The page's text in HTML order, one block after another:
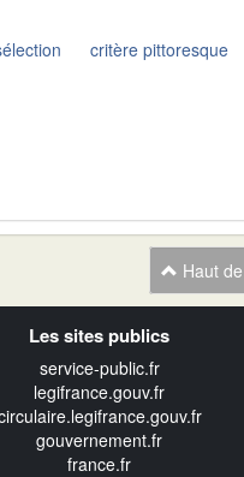
critère pittoresque
Haut
Les sites publics
service-public.fr
legifrance.gouv.fr
gouvernement.fr
france.fr